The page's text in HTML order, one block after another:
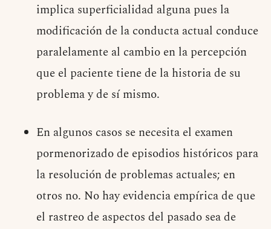
implica superficialidad alguna pues la
modificación de la conducta actual conduce
paralelamente al cambio en la percepción
que el paciente tiene de la historia de su
problema y de sí mismo.
En algunos casos se necesita el examen
pormenorizado de episodios históricos para
la resolución de problemas actuales; en
otros no. No hay evidencia empírica de que
el rastreo de aspectos del pasado sea de